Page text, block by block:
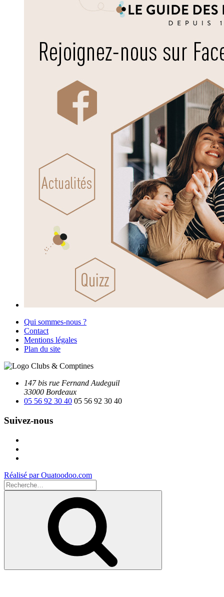
Qui sommes-nous ?
Contact
Mentions légales
Plan du site
147 bis rue Fernand Audeguil
33000 Bordeaux
05 56 92 30 40 05 56 92 30 40
Suivez-nous
Réalisé par Ouatoodoo.com
Recherche
pour